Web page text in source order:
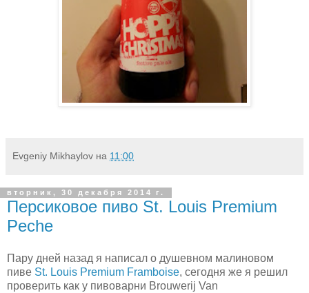
Evgeniy Mikhaylov на 11:00
вторник, 30 декабря 2014 г.
Персиковое пиво St. Louis Premium
Peche
Пару дней назад я написал о душевном малиновом
пиве St. Louis Premium Framboise, сегодня же я решил
проверить как у пивоварни Brouwerij Van